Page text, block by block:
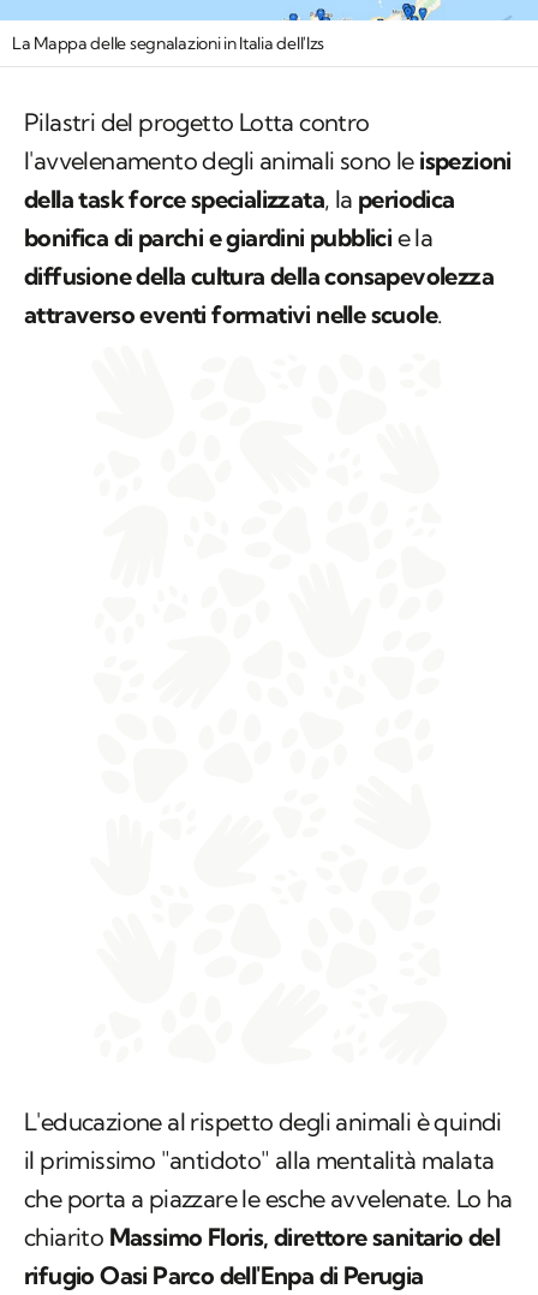
La Mappa delle segnalazioni in Italia dell'Izs
Pilastri del progetto Lotta contro
l'avvelenamento degli animali sono le ispezioni
della task force specializzata, la periodica
bonifica di parchi e giardini pubblici e la
diffusione della cultura della consapevolezza
attraverso eventi formativi nelle scuole.
L'educazione al rispetto degli animali è quindi
il primissimo "antidoto" alla mentalità malata
che porta a piazzare le esche avvelenate. Lo ha
chiarito Massimo Floris, direttore sanitario del
rifugio Oasi Parco dell'Enpa di Perugia